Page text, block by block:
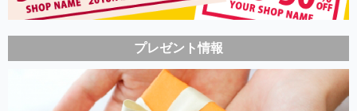
プレゼント情報